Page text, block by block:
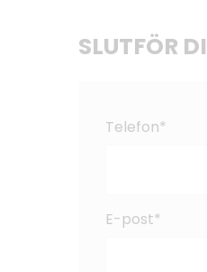
SLUTFÖR
Telefon*
E-post*